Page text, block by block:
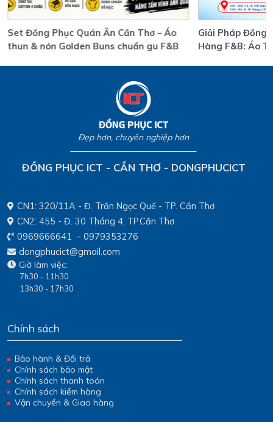
Set Đồng Phục Quán Ăn Cần Thơ – Áo
thun & nón Golden Buns chuẩn gu F&B
Giải Pháp Đồng
Hàng F&B: Áo
Đẹp hơn, chuyên nghiệp hơn
ĐỒNG PHỤC ICT - CẦN THƠ - DONGPHUCICT
CN1: 320/11A - Đ. Trần Ngọc Quế - TP. Cần Thơ
CN2: 455 - Đ. 30 Tháng 4, TP.Cần Thơ
0969666641 - 0979353276
dongphucict@gmail.com
Giờ làm việc:
7h30 - 11h30
13h30 - 17h30
Chính sách
Bảo hành & Đổi trả
Chính sách bảo mật
Chính sách thanh toán
Chính sách kiểm hàng
Vận chuyển & Giao hàng